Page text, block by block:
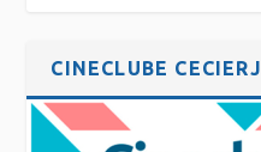
CINECLUBE CECIERJ